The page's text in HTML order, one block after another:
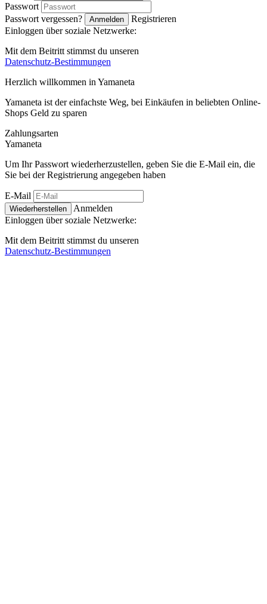
Passwort
Passwort vergessen?
Anmelden
Registrieren
Einloggen über soziale Netzwerke:
Mit dem Beitritt stimmst du unseren
Datenschutz-Bestimmungen
Herzlich willkommen in Yamaneta
Yamaneta ist der einfachste Weg, bei Einkäufen in beliebten Online-
Shops Geld zu sparen
Zahlungsarten
Yamaneta
Um Ihr Passwort wiederherzustellen, geben Sie die E-Mail ein, die
Sie bei der Registrierung angegeben haben
E-Mail
Wiederherstellen
Anmelden
Einloggen über soziale Netzwerke:
Mit dem Beitritt stimmst du unseren
Datenschutz-Bestimmungen